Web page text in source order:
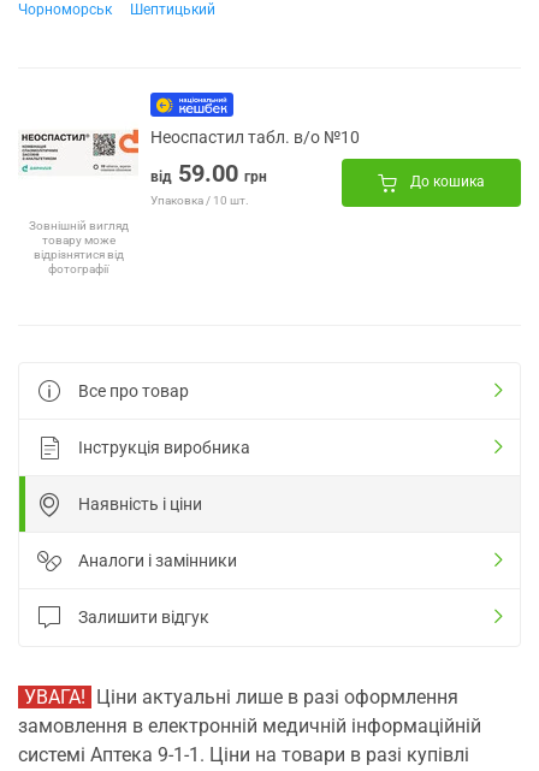
Чорноморськ
Шептицький
Зовнішній вигляд
товару може
відрізнятися від
фотографії
Неоспастил табл. в/о №10
від 59.00 грн
Упаковка / 10 шт.
До кошика
Все про товар
Інструкція виробника
Наявність і ціни
Аналоги і замінники
Залишити відгук
УВАГА! Ціни актуальні лише в разі оформлення
замовлення в електронній медичній інформаційній
системі Аптека 9-1-1. Ціни на товари в разі купівлі